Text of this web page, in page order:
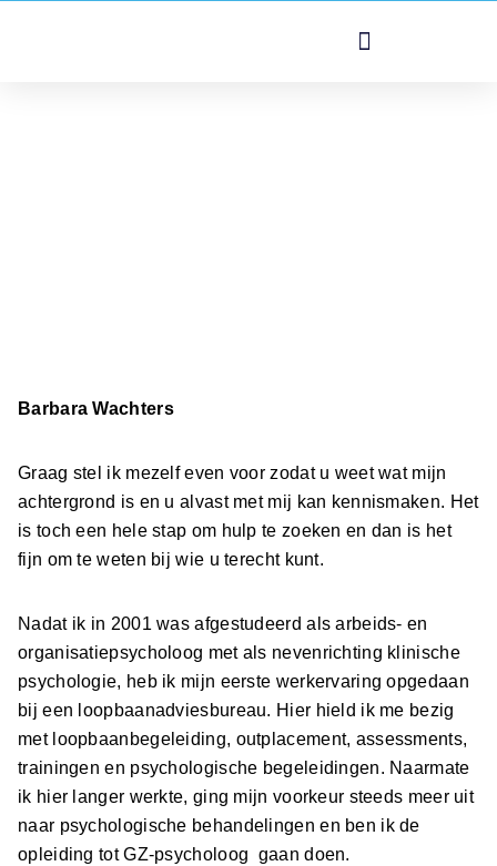
Barbara Wachters
Graag stel ik mezelf even voor zodat u weet wat mijn
achtergrond is en u alvast met mij kan kennismaken. Het
is toch een hele stap om hulp te zoeken en dan is het
fijn om te weten bij wie u terecht kunt.
Nadat ik in 2001 was afgestudeerd als arbeids- en
organisatiepsycholoog met als nevenrichting klinische
psychologie, heb ik mijn eerste werkervaring opgedaan
bij een loopbaanadviesbureau. Hier hield ik me bezig
met loopbaanbegeleiding, outplacement, assessments,
trainingen en psychologische begeleidingen. Naarmate
ik hier langer werkte, ging mijn voorkeur steeds meer uit
naar psychologische behandelingen en ben ik de
opleiding tot GZ-psycholoog gaan doen.